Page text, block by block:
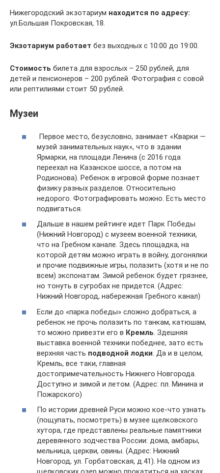
Нижегородский экзотариум находится по адресу:
ул.Большая Покровская, 18.
Экзотариум работает без выходных с 10:00 до 19:00.
Стоимость билета для взрослых – 250 рублей, для
детей и пенсионеров – 200 рублей. Фотография с совой
или рептилиями стоит 50 рублей.
Музеи
Первое место, безусловно, занимает «Кварки —
музей занимательных наук«, что в здании
Ярмарки, на площади Ленина (с 2016 года
переехал на Казанское шоссе, а потом на
Родионова). Ребенок в игровой форме познает
физику разных разделов. Относительно
недорого. Фотографировать можно. Есть место
подвигаться.
Дальше в нашем рейтинге идет Парк Победы
(Нижний Новгород) с музеем военной техники,
что на Гребном канале. Здесь площадка, на
которой детям можно играть в войну, догонялки
и прочие подвижные игры, полазить (хотя и не по
всем) экспонатам. Зимой ребенок будет грязнее,
но тонуть в сугробах не придется. (Адрес:
Нижний Новгород, набережная Гребного канал)
Если до «парка победы» сложно добраться, а
ребенок не прочь полазить по танкам, катюшам,
то можно привезти его в Кремль. Здешняя
выставка военной техники победнее, зато есть
верхняя часть подводной лодки. Да и в целом,
Кремль, все таки, главная
достопримечательность Нижнего Новгорода.
Доступно и зимой и летом. (Адрес: пл. Минина и
Пожарского)
По истории древней Руси можно кое-что узнать
(пощупать, посмотреть) в музее щелковского
хутора, где представлены реальные памятники
деревянного зодчества России: дома, амбары,
мельница, церкви, овины. (Адрес: Нижний
Новгород, ул. Горбатовская, д.41). На одном из